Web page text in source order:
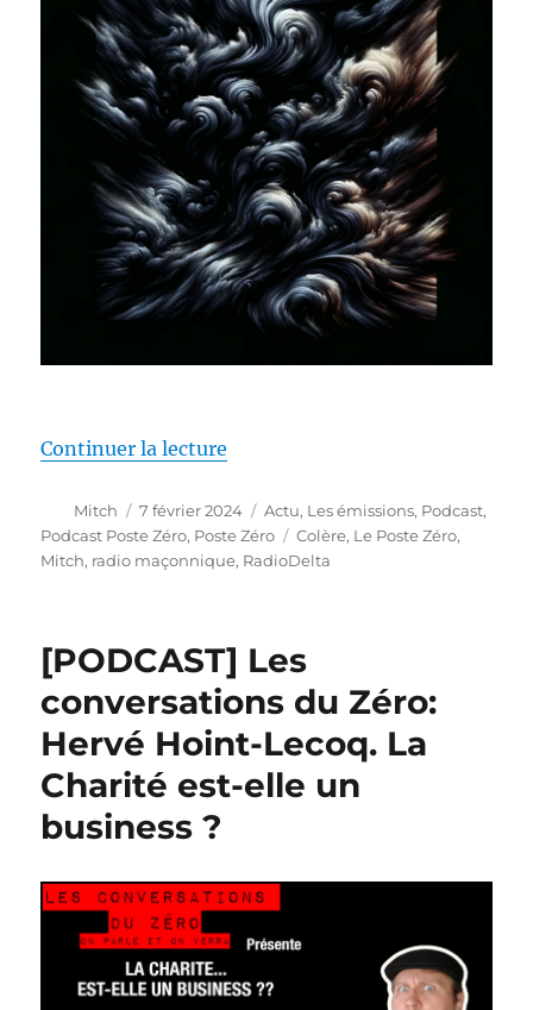
Continuer la lecture
Auteur
Mitch
Publié
le
7 février 2024 Catégories
Actu, Les émissions, Podcast,
Podcast Poste Zéro, Poste Zéro Étiquettes
Colère, Le Poste Zéro,
Mitch, radio maçonnique, RadioDelta
[PODCAST] Les
conversations du Zéro:
Hervé Hoint-Lecoq. La
Charité est-elle un
business ?